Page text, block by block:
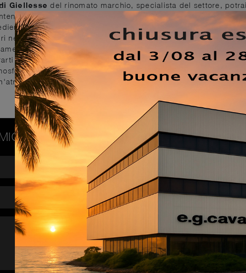
Giellesse del rinomato marchio, specialista del settore,
comodità, funzionalità e un design pulito. Qualità delle
che distinguono tutti i prodotti della marca, tra cui anche
nel nostro showroom una ricca gamma di Letti con
da letto dei migliori produttori. Se vuoi ammobiliare spazi
la nostra design di Arredamento Casa per realizzare il tuo
intima e rasserenante, il modello visibile in foto fa per te:
rasserenante, per farti rigenerare le energie
PREZZO